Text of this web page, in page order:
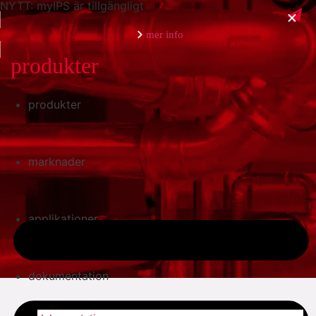
NYTT: myIPS är tillgängligt
mer info
stäng
produkter
marknader
applikationer
dokumentation
produkter